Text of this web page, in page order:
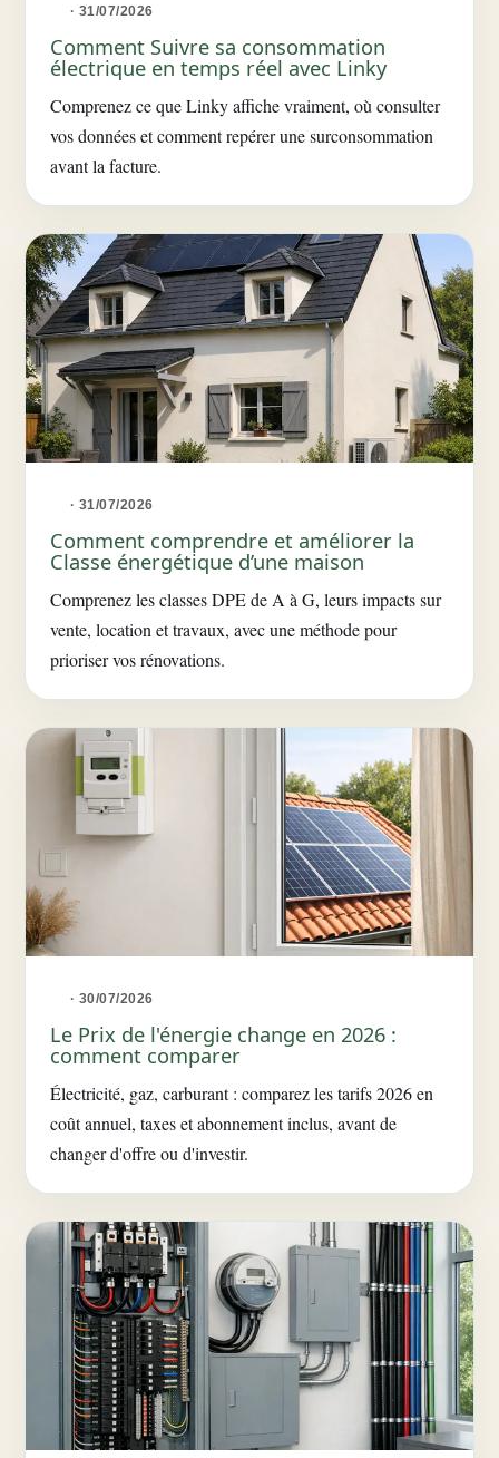
· 31/07/2026
Comment Suivre sa consommation
électrique en temps réel avec Linky
Comprenez ce que Linky affiche vraiment, où consulter
vos données et comment repérer une surconsommation
avant la facture.
· 31/07/2026
Comment comprendre et améliorer la
Classe énergétique d’une maison
Comprenez les classes DPE de A à G, leurs impacts sur
vente, location et travaux, avec une méthode pour
prioriser vos rénovations.
· 30/07/2026
Le Prix de l'énergie change en 2026 :
comment comparer
Électricité, gaz, carburant : comparez les tarifs 2026 en
coût annuel, taxes et abonnement inclus, avant de
changer d'offre ou d'investir.